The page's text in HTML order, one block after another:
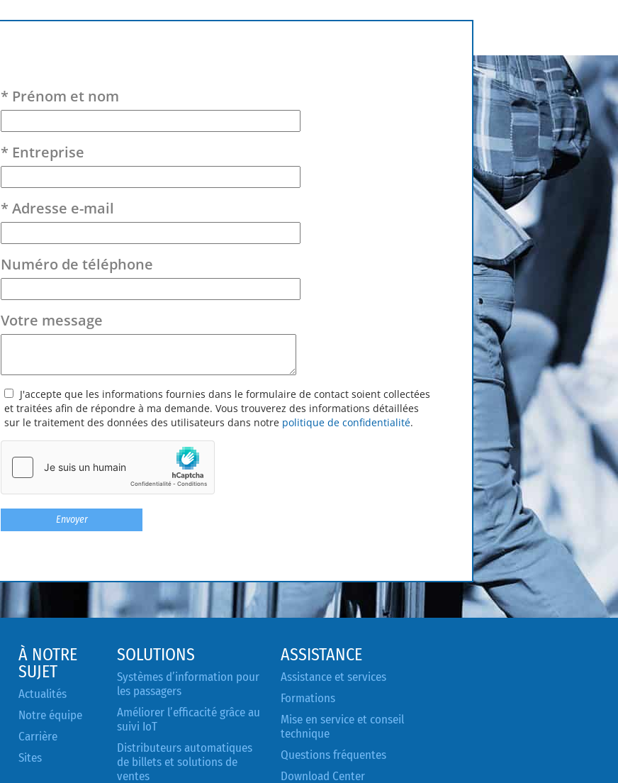
* Prénom et nom
* Entreprise
* Adresse e-mail
Numéro de téléphone
Votre message
J'accepte que les informations fournies dans le formulaire de contact soient collectées
et traitées afin de répondre à ma demande. Vous trouverez des informations détaillées
sur le traitement des données des utilisateurs dans notre politique de confidentialité.
À NOTRE
SUJET
Actualités
Notre équipe
Carrière
Sites
SOLUTIONS
Systèmes d’information pour
les passagers
Améliorer l’efficacité grâce au
suivi IoT
Distributeurs automatiques
de billets et solutions de
ventes
ASSISTANCE
Assistance et services
Formations
Mise en service et conseil
technique
Questions fréquentes
Download Center